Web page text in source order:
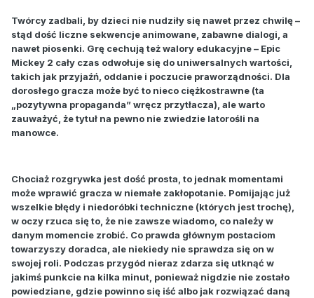
Twórcy zadbali, by dzieci nie nudziły się nawet przez chwilę –
stąd dość liczne sekwencje animowane, zabawne dialogi, a
nawet piosenki. Grę cechują też walory edukacyjne – Epic
Mickey 2 cały czas odwołuje się do uniwersalnych wartości,
takich jak przyjaźń, oddanie i poczucie praworządności. Dla
dorosłego gracza może być to nieco ciężkostrawne (ta
„pozytywna propaganda” wręcz przytłacza), ale warto
zauważyć, że tytuł na pewno nie zwiedzie latorośli na
manowce.
Chociaż rozgrywka jest dość prosta, to jednak momentami
może wprawić gracza w niemałe zakłopotanie. Pomijając już
wszelkie błędy i niedoróbki techniczne (których jest trochę),
w oczy rzuca się to, że nie zawsze wiadomo, co należy w
danym momencie zrobić. Co prawda głównym postaciom
towarzyszy doradca, ale niekiedy nie sprawdza się on w
swojej roli. Podczas przygód nieraz zdarza się utknąć w
jakimś punkcie na kilka minut, ponieważ nigdzie nie zostało
powiedziane, gdzie powinno się iść albo jak rozwiązać daną